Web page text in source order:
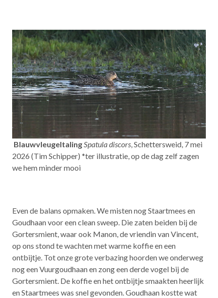
BlauwvleugeltalingSpatula discors, Schettersweid, 7 mei
2026 (Tim Schipper) *ter illustratie, op de dag zelf zagen
we hem minder mooi
Even de balans opmaken. We misten nog Staartmees en
Goudhaan voor een clean sweep. Die zaten beiden bij de
Gortersmient, waar ook Manon, de vriendin van Vincent,
op ons stond te wachten met warme koffie en een
ontbijtje. Tot onze grote verbazing hoorden we onderweg
nog een Vuurgoudhaan en zong een derde vogel bij de
Gortersmient. De koffie en het ontbijtje smaakten heerlijk
en Staartmees was snel gevonden. Goudhaan kostte wat